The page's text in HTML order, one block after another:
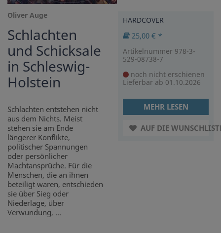
Oliver Auge
Schlachten
und Schicksale
in Schleswig-
Holstein
Schlachten entstehen nicht
aus dem Nichts. Meist
stehen sie am Ende
längerer Konflikte,
politischer Spannungen
oder persönlicher
Machtansprüche. Für die
Menschen, die an ihnen
beteiligt waren, entschieden
sie über Sieg oder
Niederlage, über
Verwundung, ...
HARDCOVER
25,00 € *
Artikelnummer 978-3-
529-08738-7
noch nicht erschienen
Lieferbar ab 01.10.2026
MEHR LESEN
AUF DIE